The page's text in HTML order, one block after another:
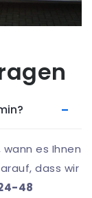
es Ihnen
dass wir
48